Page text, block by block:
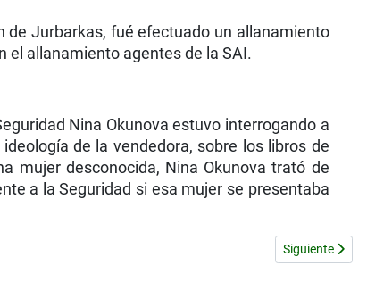
de Jurbarkas, fué efectuado un allanamiento
el allanamiento agentes de la SAI.
Nina Okunova estuvo interrogando a
de la vendedora, sobre los libros de
mujer desconocida, Nina Okunova trató de
a la Seguridad si esa mujer se presentaba
Artículo
Siguiente